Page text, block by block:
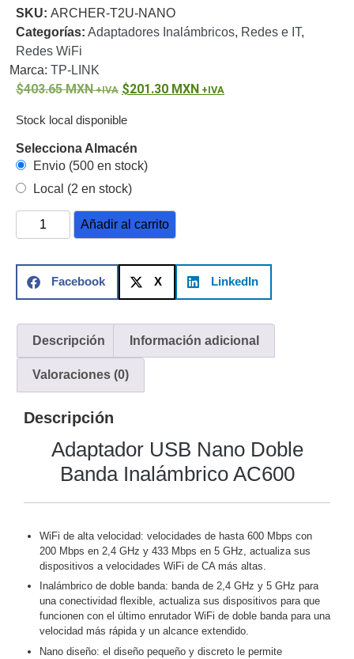
o
RefaccionesProbadores
de
VideoTransceptores
de Video
Conectores
Adaptador
a
RCAAudio
Video
Cable
Coaxial y
Armados -
CoaxialCategoría
Óptica Para
Alimentación
y
ElectricidadRG59
Tipo
Telefónico
/ DVI /
HDMI
Cámaras
IP y NVRs
Salinos
(Anticorrosión)AntiexplosiónBalaCodificadores
Decodificadores
de
VideoCubo Domo
/ Eyeball /
SKU: ARCHER-T2U-NANO
Categorías: Adaptadores Inalámbricos, Redes e IT,
Redes WiFi
Marca: TP-LINK
403.65MXN 201.30 MXN
Stock local disponible
Selecciona Almacén
Envio (500 en stock)
Local (2 en stock)
Añadir al carrito
Facebook X LinkedIn
Descripción Información adicional
Valoraciones (0)
Descripción
Adaptador USB Nano Doble
Banda Inalámbrico AC600
WiFi de alta velocidad: velocidades de hasta 600 Mbps con
200 Mbps en 2,4 GHz y 433 Mbps en 5 GHz, actualiza sus
dispositivos a velocidades WiFi de CA más altas.
Inalámbrico de doble banda: banda de 2,4 GHz y 5 GHz para
una conectividad flexible, actualiza sus dispositivos para que
funcionen con el último enrutador WiFi de doble banda para una
velocidad más rápida y un alcance extendido.
Nano diseño: el diseño pequeño y discreto le permite